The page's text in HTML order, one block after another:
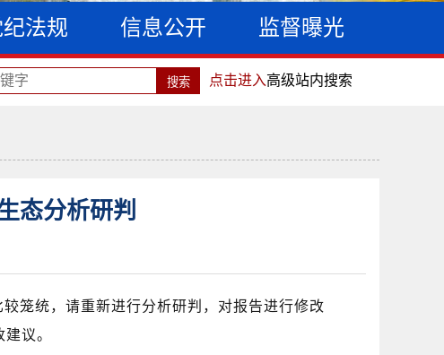
法规 信息公开 监督曝光
点击进入高级站内搜索
态分析研判
较笼统，请重新进行分析研判，对报告进行修改
议。